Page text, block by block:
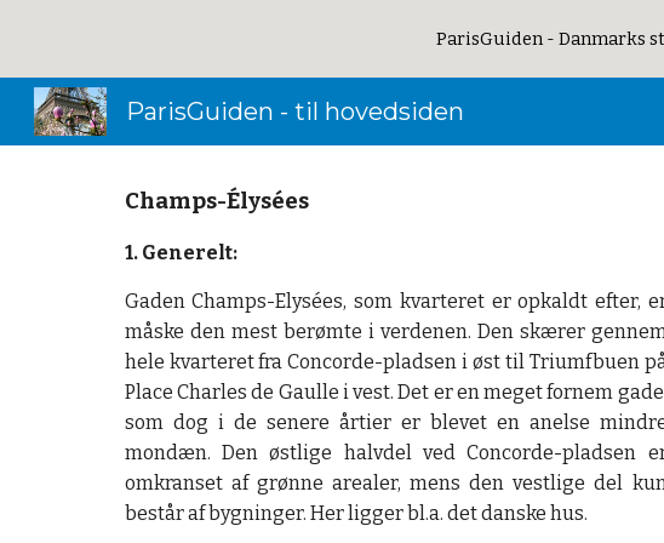
Skip to main
ParisGuiden - Danmarks
ParisGuiden - til hovedsiden
Champs-Élysées
1. Generelt:
Gaden Champs-Elysées, som kvarteret er opkaldt efter,
måske den mest berømte i verdenen. Den skærer
hele kvarteret fra Concorde-pladsen i øst til Triumfbuen
Place Charles de Gaulle i vest. Det er en meget fornem
som dog i de senere årtier er blevet en anelse
mondæn. Den østlige halvdel ved Concorde-pladsen
omkranset af grønne arealer, mens den vestlige del
består af bygninger. Her ligger bl.a. det danske hus.